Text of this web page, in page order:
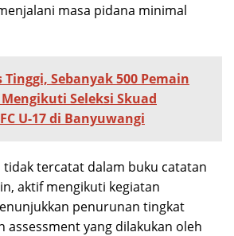
masa pidana minimal
Sebanyak 500 Pemain
Seleksi Skuad
U-17 di Banyuwangi
tidak tercatat dalam buku catatan
aktif mengikuti kegiatan
penurunan tingkat
assessment yang dilakukan oleh